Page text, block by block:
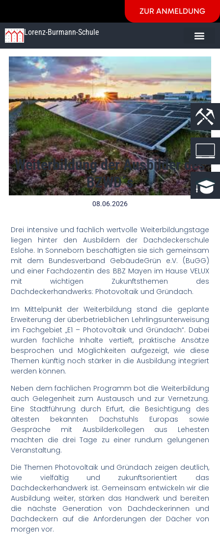
ZUR ANMELDUNG
Lorenz-Burmann-Schule
Weiterbildung der Ausbilder des
BZWD´s
08.06.2026
Drei intensive und fachlich wertvolle Weiterbildungstage
liegen hinter den Ausbildern der Dachdeckerschule
Eslohe. In Sonneborn beschäftigten sie sich gemeinsam
mit dem Bundesverband GebäudeGrün e.V. (BuGG)
und einer Fachdozentin des BBZ Mayen im Hause VELUX
mit wichtigen Zukunftsthemen des
Dachdeckerhandwerks: Photovoltaik und Gründach.
Im Mittelpunkt der Weiterbildung stand die geplante
Erweiterung der überbetrieblichen Lehrlingsunterweisung
im Fachgebiet „E1 – Photovoltaik und Gründach“. Dabei
wurden fachliche Inhalte vertieft, praktische Ansätze
besprochen und Möglichkeiten aufgezeigt, wie diese
Themen künftig noch stärker in die Ausbildung integriert
werden können.
Neben dem fachlichen Programm bot die Weiterbildung
auch Gelegenheit zum Austausch und zur Vernetzung.
Eine Stadtführung durch Erfurt, die Besichtigung des
ältesten bekannten Dachstuhls Europas sowie
Gespräche mit Ausbilderkollegen aus Lehesten
machten die drei Tage zu einer rundum gelungenen
Veranstaltung.
Die Themen Photovoltaik und Gründach zeigen deutlich,
wie vielfältig und zukunftsorientiert das
Dachdeckerhandwerk ist. Gemeinsam entwickeln wir die
Ausbildung weiter, stärken das Handwerk und bereiten
die nächste Generation von Dachdeckerinnen und
Dachdeckern auf die Anforderungen der Dächer von
morgen vor.